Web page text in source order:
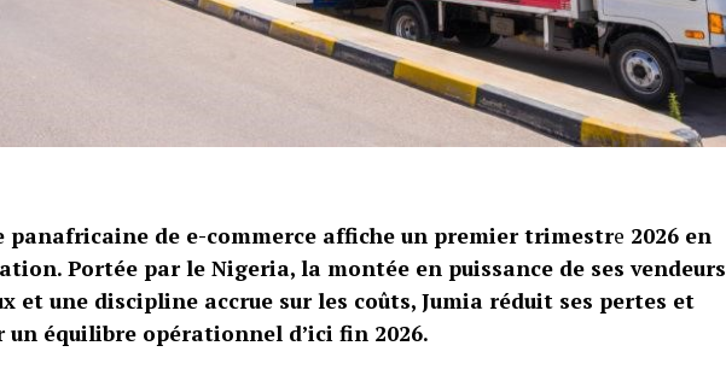
panafricaine de e-commerce affiche un premier trimestre 2026 en
Portée par le Nigeria, la montée en puissance de ses vendeurs
et une discipline accrue sur les coûts, Jumia réduit ses pertes et
un équilibre opérationnel d’ici fin 2026.